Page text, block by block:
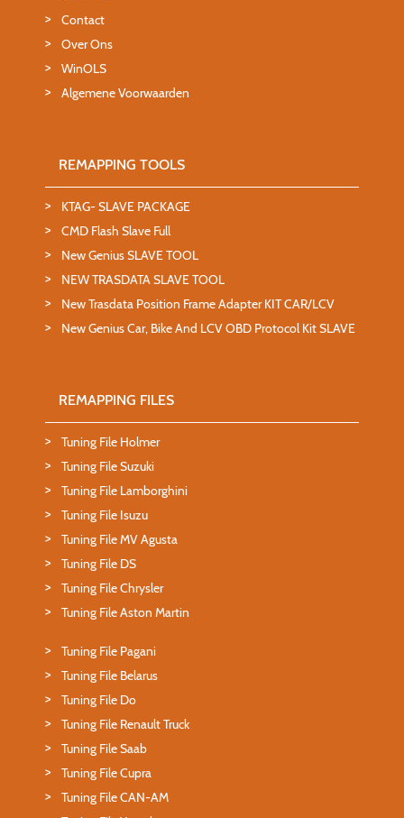
Contact
Over Ons
WinOLS
Algemene Voorwaarden
REMAPPING TOOLS
KTAG- SLAVE PACKAGE
CMD Flash Slave Full
New Genius SLAVE TOOL
NEW TRASDATA SLAVE TOOL
New Trasdata Position Frame Adapter KIT CAR/LCV
New Genius Car, Bike And LCV OBD Protocol Kit SLAVE
REMAPPING FILES
Tuning File Holmer
Tuning File Suzuki
Tuning File Lamborghini
Tuning File Isuzu
Tuning File MV Agusta
Tuning File DS
Tuning File Chrysler
Tuning File Aston Martin
Tuning File Pagani
Tuning File Belarus
Tuning File Do
Tuning File Renault Truck
Tuning File Saab
Tuning File Cupra
Tuning File CAN-AM